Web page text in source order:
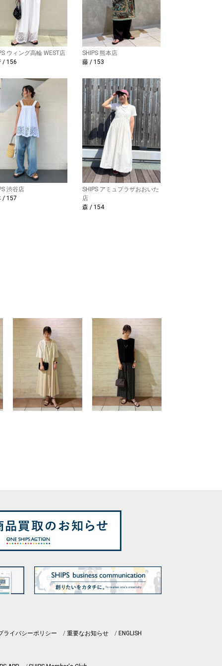
ウィング高輪 WEST店
/ 156
SHIPS 熊本店
藤 / 153
渋谷店
/ 157
SHIPS アミュプラザおおいた
店
森 / 154
ライバシーポリシー 重要なお知らせ ENGLISH